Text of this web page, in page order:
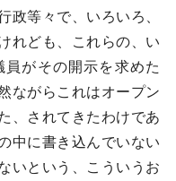
政等々で、いろいろ、
れども、これらの、い
がその開示を求めた
ながらこれはオープン
、されてきたわけであ
中に書き込んでいない
いという、こういうお